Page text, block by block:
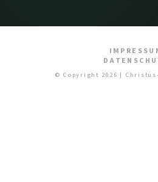
© Copyright 2026 |